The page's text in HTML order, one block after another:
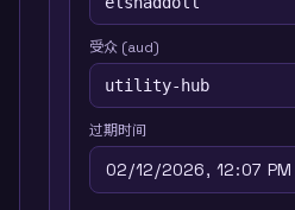
受众 (aud)
过期时间